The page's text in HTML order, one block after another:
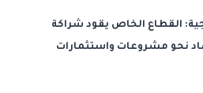
القطاع الخاص يقود شراكة
نحو مشروعات واستثمارات